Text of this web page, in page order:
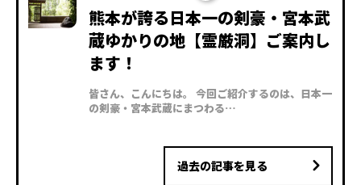
熊本が誇る日本一の剣豪・宮本武
蔵ゆかりの地【霊厳洞】ご案内し
ます！
皆さん、こんにちは。 今回ご紹介するのは、日本一
の剣豪・宮本武蔵にまつわる…
過去の記事を見る